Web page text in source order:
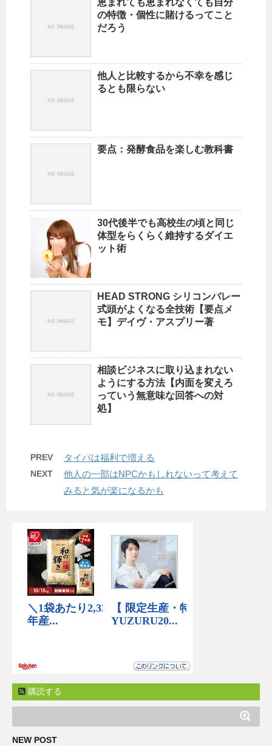
恵まれても恵まれなくても自分
の特徴・個性に賭けるってこと
だろう
他人と比較するから不幸を感じ
るとも限らない
要点：発酵食品を楽しむ教科書
30代後半でも高校生の頃と同じ
体型をらくらく維持するダイエ
ット術
HEAD STRONG シリコンバレー
式頭がよくなる全技術【要点メ
モ】デイヴ・アスプリー著
相談ビジネスに取り込まれない
ようにする方法【内面を変えろ
っていう無意味な回答への対
処】
PREV タイパは福利で増える
NEXT
他人の一部はNPCかもしれないって考えて
みると気が楽になるかも
購読する
NEW POST